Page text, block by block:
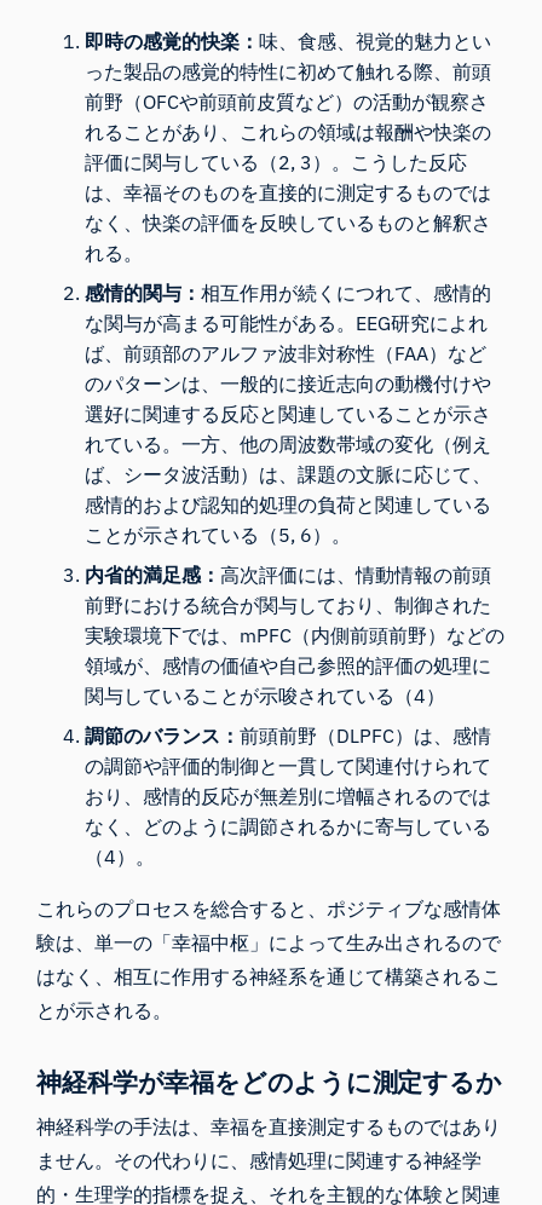
即時の感覚的快楽：味、食感、視覚的魅力とい
った製品の感覚的特性に初めて触れる際、前頭
前野（OFCや前頭前皮質など）の活動が観察さ
れることがあり、これらの領域は報酬や快楽の
評価に関与している（2, 3）。こうした反応
は、幸福そのものを直接的に測定するものでは
なく、快楽の評価を反映しているものと解釈さ
れる。
感情的関与：相互作用が続くにつれて、感情的
な関与が高まる可能性がある。EEG研究によれ
ば、前頭部のアルファ波非対称性（FAA）など
のパターンは、一般的に接近志向の動機付けや
選好に関連する反応と関連していることが示さ
れている。一方、他の周波数帯域の変化（例え
ば、シータ波活動）は、課題の文脈に応じて、
感情的および認知的処理の負荷と関連している
ことが示されている（5, 6）。
内省的満足感：高次評価には、情動情報の前頭
前野における統合が関与しており、制御された
実験環境下では、mPFC（内側前頭前野）などの
領域が、感情の価値や自己参照的評価の処理に
関与していることが示唆されている（4）
調節のバランス：前頭前野（DLPFC）は、感情
の調節や評価的制御と一貫して関連付けられて
おり、感情的反応が無差別に増幅されるのでは
なく、どのように調節されるかに寄与している
（4）。
これらのプロセスを総合すると、ポジティブな感情体
験は、単一の「幸福中枢」によって生み出されるので
はなく、相互に作用する神経系を通じて構築されるこ
とが示される。
神経科学が幸福をどのように測定するか
神経科学の手法は、幸福を直接測定するものではあり
ません。その代わりに、感情処理に関連する神経学
的・生理学的指標を捉え、それを主観的な体験と関連